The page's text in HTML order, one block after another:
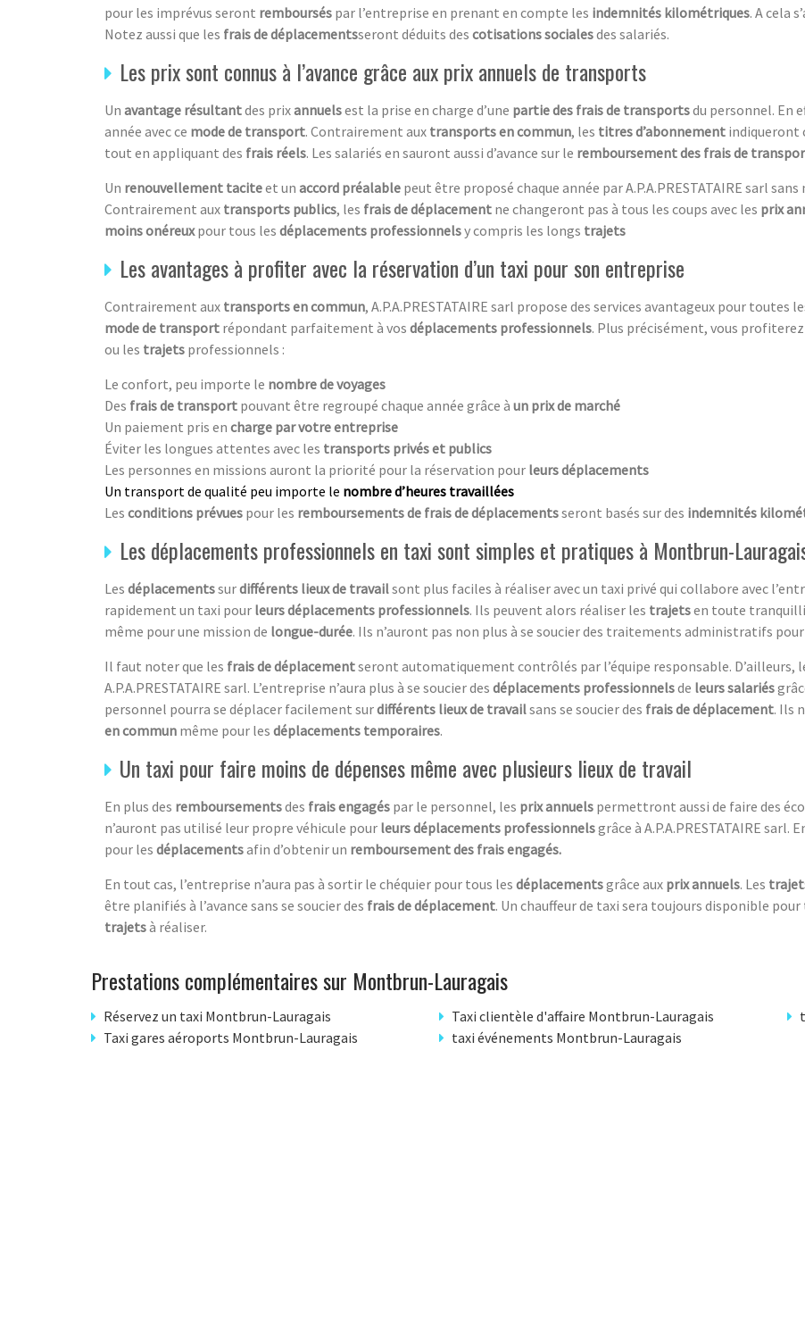
pour les imprévus seront remboursés par l’entreprise en prenant en compte les indemnités kilométriques. A cela
Notez aussi que les frais de déplacementsseront déduits des cotisations socialesdes salariés.
Les prix sont connus à l’avance grâce aux prix annuels de transports
Un avantage résultantdes prixannuelsest la prise en charge d’une partie des frais de transportsdu personnel. En
année avec ce mode de transport. Contrairement aux transports en commun, les titres d’abonnement indiqueront
tout en appliquant des frais réels. Les salariés en sauront aussi d’avance sur le remboursement des frais de
Un renouvellement taciteet un accord préalable peut être proposé chaque année par A.P.A.PRESTATAIRE sarl
Contrairement aux transports publics, les frais de déplacement ne changeront pas à tous les coups avec les prix
moins onéreuxpour tous les déplacements professionnelsy compris les longs trajets
Les avantages à profiter avec la réservation d’un taxi pour son entreprise
Contrairement aux transports en commun, A.P.A.PRESTATAIRE sarl propose des services avantageux pour toutes
mode de transport répondant parfaitement à vos déplacements professionnels. Plus précisément, vous
ou les trajets professionnels :
Le confort, peu importe le nombre de voyages
Des frais de transport pouvant être regroupé chaque année grâce à un prix de marché
Un paiement pris en charge par votre entreprise
Éviter les longues attentes avec les transports privés et publics
Les personnes en missions auront la priorité pour la réservation pour leurs déplacements
Un transport de qualité peu importe le nombre d’heures travaillées
Les conditions prévues pour les remboursements de frais de déplacementsseront basés sur des indemnités
Les déplacements professionnels en taxi sont simples et pratiques à Montbrun-
Les déplacementssurdifférents lieux de travailsont plus faciles à réaliser avec un taxi privé qui collabore avec
rapidement un taxi pour leurs déplacements professionnels. Ils peuvent alors réaliser les trajetsen toute
même pour une mission de longue-durée. Ils n’auront pas non plus à se soucier des traitements administratifs
Il faut noter que les frais de déplacementseront automatiquement contrôlés par l’équipe responsable. D’ailleurs,
A.P.A.PRESTATAIRE sarl. L’entreprise n’aura plus à se soucier des déplacements professionnelsde leurs salariés
personnel pourra se déplacer facilement surdifférents lieux de travailsans se soucier des frais de déplacement. Ils
en commun même pour les déplacements temporaires.
Un taxi pour faire moins de dépenses même avec plusieurs lieux de travail
En plus des remboursementsdes frais engagés par le personnel, les prix annuels permettront aussi de faire des
n’auront pas utilisé leur propre véhicule pour leurs déplacements professionnelsgrâce à A.P.A.PRESTATAIRE sarl.
pour les déplacementsafin d’obtenir un remboursement des frais engagés.
En tout cas, l’entreprise n’aura pas à sortir le chéquier pour tous les déplacementsgrâce aux prix annuels. Les
être planifiés à l’avance sans se soucier des frais de déplacement. Un chauffeur de taxi sera toujours disponible pour
trajetsà réaliser.
Prestations complémentaires sur Montbrun-Lauragais
Réservez un taxi Montbrun-Lauragais
Taxi gares aéroports Montbrun-Lauragais
Taxi clientèle d'affaire Montbrun-Lauragais
taxi événements Montbrun-Lauragais